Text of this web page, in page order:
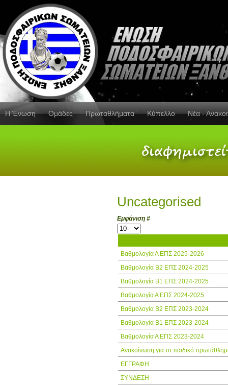
Η Ένωση Ομάδες Πρωταθλήματα Κύπελλο Νέα -
Uncategorised
Εμφάνιση #
Βαθμολογία Α ΕΠΣ 2025-2026
Βαθμολογία Β2 ΕΠΣ 2024-2025
Βαθμολογία Β1 ΕΠΣ 2024-2025
Βαθμολογία Α ΕΠΣ 2024-2025
Βαθμολογία Β2 ΕΠΣ 2023-2024
Βαθμολογία Β1 ΕΠΣ 2023-2024
Βαθμολογία Α ΕΠΣ 2023-2024
Ανακοίνωση για το παιδικό
ΕΓΓΡΑΦΗ
ΣΥΝΔΕΣΗ